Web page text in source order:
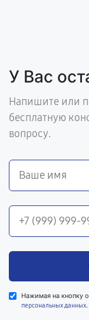
У Вас
Напишите или
бесплатную
вопросу.
Нажимая на кнопку
персональных данных.